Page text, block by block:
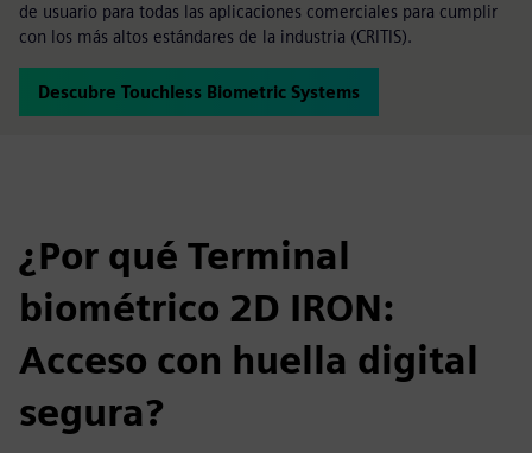
de usuario para todas las aplicaciones comerciales para cumplir
con los más altos estándares de la industria (CRITIS).
Descubre Touchless Biometric Systems
¿Por qué Terminal
biométrico 2D IRON:
Acceso con huella digital
segura?